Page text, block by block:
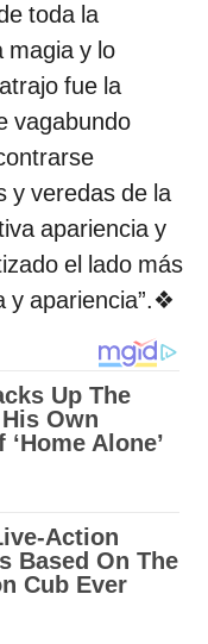
toda la
magia y lo
fue la
vagabundo
y veredas de la
apariencia y
el lado más
y apariencia”.❖